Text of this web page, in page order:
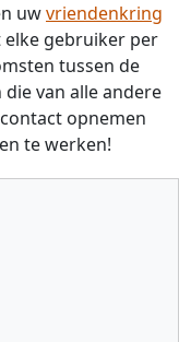
uwvriendenkring
gebruiker per
tussen de
van alle andere
opnemen
te werken!